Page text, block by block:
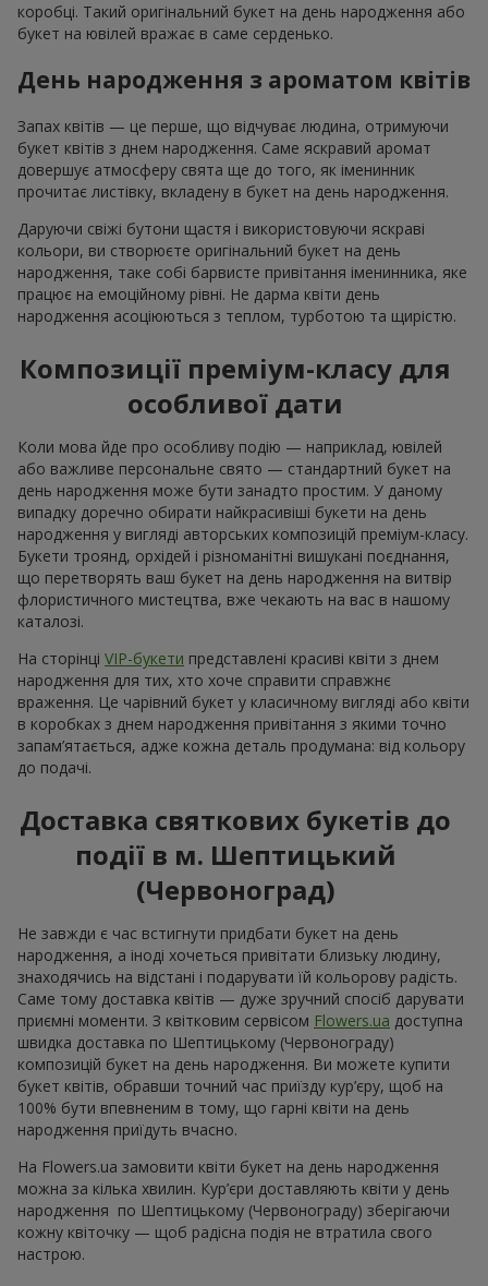
коробці. Такий оригінальний букет на день народження або
букет на ювілей вражає в саме серденько.
День народження з ароматом квітів
Запах квітів — це перше, що відчуває людина, отримуючи
букет квітів з днем народження. Саме яскравий аромат
довершує атмосферу свята ще до того, як іменинник
прочитає листівку, вкладену в букет на день народження.
Даруючи свіжі бутони щастя і використовуючи яскраві
кольори, ви створюєте оригінальний букет на день
народження, таке собі барвисте привітання іменинника, яке
працює на емоційному рівні. Не дарма квіти день
народження асоціюються з теплом, турботою та щирістю.
Композиції преміум-класу для
особливої дати
Коли мова йде про особливу подію — наприклад, ювілей
або важливе персональне свято — стандартний букет на
день народження може бути занадто простим. У даному
випадку доречно обирати найкрасивіші букети на день
народження у вигляді авторських композицій преміум-класу.
Букети троянд, орхідей і різноманітні вишукані поєднання,
що перетворять ваш букет на день народження на витвір
флористичного мистецтва, вже чекають на вас в нашому
каталозі.
На сторінці VIP-букети представлені красиві квіти з днем
народження для тих, хто хоче справити справжнє
враження. Це чарівний букет у класичному вигляді або квіти
в коробках з днем народження привітання з якими точно
запам’ятається, адже кожна деталь продумана: від кольору
до подачі.
Доставка святкових букетів до
події в м. Шептицький
(Червоноград)
Не завжди є час встигнути придбати букет на день
народження, а іноді хочеться привітати близьку людину,
знаходячись на відстані і подарувати їй кольорову радість.
Саме тому доставка квітів — дуже зручний спосіб дарувати
приємні моменти. З квітковим сервісом Flowers.ua доступна
швидка доставка по Шептицькому (Червонограду)
композицій букет на день народження. Ви можете купити
букет квітів, обравши точний час приїзду кур’єру, щоб на
100% бути впевненим в тому, що гарні квіти на день
народження приїдуть вчасно.
На Flowers.ua замовити квіти букет на день народження
можна за кілька хвилин. Кур’єри доставляють квіти у день
народження по Шептицькому (Червонограду) зберігаючи
кожну квіточку — щоб радісна подія не втратила свого
настрою.